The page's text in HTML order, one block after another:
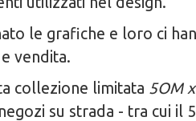
le grafiche e loro ci
vendita.
collezione limitata 5OM
su strada - tra cui il